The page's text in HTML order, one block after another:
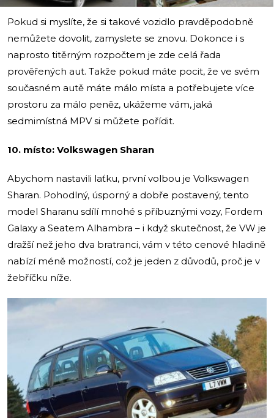
Pokud si myslíte, že si takové vozidlo pravděpodobně
nemůžete dovolit, zamyslete se znovu. Dokonce i s
naprosto titěrným rozpočtem je zde celá řada
prověřených aut. Takže pokud máte pocit, že ve svém
současném autě máte málo místa a potřebujete více
prostoru za málo peněz, ukážeme vám, jaká
sedmimístná MPV si můžete pořídit.
10. místo: Volkswagen Sharan
Abychom nastavili laťku, první volbou je Volkswagen
Sharan. Pohodlný, úsporný a dobře postavený, tento
model Sharanu sdílí mnohé s příbuznými vozy, Fordem
Galaxy a Seatem Alhambra – i když skutečnost, že VW je
dražší než jeho dva bratranci, vám v této cenové hladině
nabízí méně možností, což je jeden z důvodů, proč je v
žebříčku níže.